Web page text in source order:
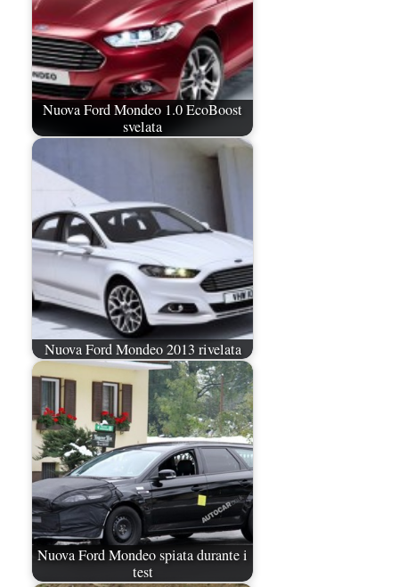
Nuova Ford Mondeo 1.0 EcoBoost
svelata
Nuova Ford Mondeo 2013 rivelata
Nuova Ford Mondeo spiata durante i
test